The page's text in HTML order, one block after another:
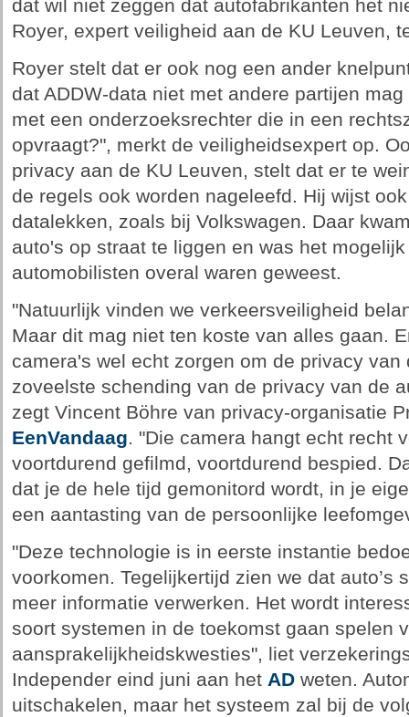
dat wil niet zeggen dat autofabrikanten het
Royer, expert veiligheid aan de KU Leuven,
Royer stelt dat er ook nog een ander
dat ADDW-data niet met andere partijen
met een onderzoeksrechter die in een
opvraagt?", merkt de veiligheidsexpert op.
privacy aan de KU Leuven, stelt dat er te
de regels ook worden nageleefd. Hij wijst
datalekken, zoals bij Volkswagen. Daar
auto's op straat te liggen en was het
automobilisten overal waren geweest.
"Natuurlijk vinden we verkeersveiligheid
Maar dit mag niet ten koste van alles gaan.
camera's wel echt zorgen om de privacy van
zoveelste schending van de privacy van de
zegt Vincent Böhre van privacy-organisatie
EenVandaag. "Die camera hangt echt recht
voortdurend gefilmd, voortdurend bespied.
dat je de hele tijd gemonitord wordt, in je
een aantasting van de persoonlijke
"Deze technologie is in eerste instantie
voorkomen. Tegelijkertijd zien we dat auto’s
meer informatie verwerken. Het wordt
soort systemen in de toekomst gaan spelen
aansprakelijkheidskwesties", liet
Independer eind juni aan het ADweten.
uitschakelen, maar het systeem zal bij de